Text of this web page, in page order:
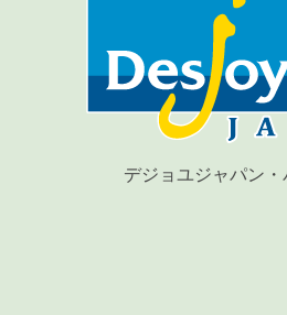
デジョユジャパン